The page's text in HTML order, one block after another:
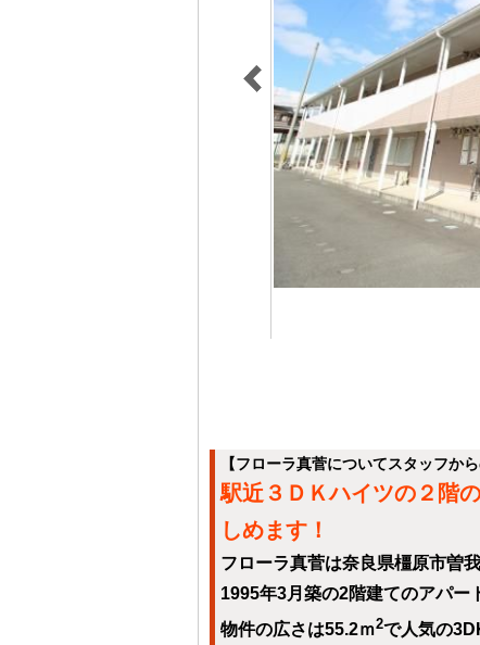
【フローラ真菅についてスタッフか
駅近３ＤＫハイツの２階
しめます！
フローラ真菅は奈良県橿原市曽
1995年3月築の2階建てのアパー
物件の広さは55.2ｍ2で人気の